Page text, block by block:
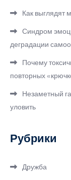
Как выглядят
Синдром
деградации
Почему
повторных
Незаметный
уловить
Рубрики
Дружба